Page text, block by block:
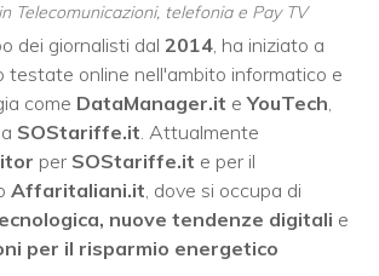
Telecomunicazioni, telefonia e Pay TV
dei giornalisti dal 2014, ha iniziato a
testate online nell'ambito informatico e
come DataManager.it eYouTech,
SOStariffe.it. Attualmente
per SOStariffe.it e per il
Affaritaliani.it, dove si occupa di
nuove tendenze digitali e
per il risparmio energetico